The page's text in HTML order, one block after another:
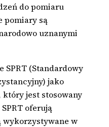
do pomiaru
pomiary są
uznanymi
SPRT (Standardowy
jako
jest stosowany
oferują
wykorzystywane w